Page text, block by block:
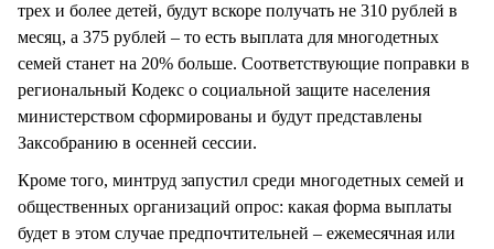
трех и более детей, будут вскоре получать не 310 рублей в
месяц, а 375 рублей – то есть выплата для многодетных
семей станет на 20% больше. Соответствующие поправки в
региональный Кодекс о социальной защите населения
министерством сформированы и будут представлены
Заксобранию в осенней сессии.
Кроме того, минтруд запустил среди многодетных семей и
общественных организаций опрос: какая форма выплаты
будет в этом случае предпочтительней – ежемесячная или